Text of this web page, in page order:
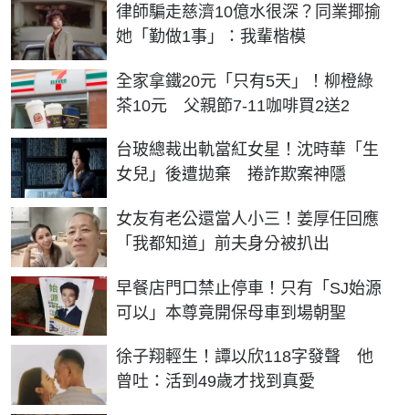
律師騙走慈濟10億水很深？同業揶揄
她「勤做1事」：我輩楷模
全家拿鐵20元「只有5天」！柳橙綠
茶10元 父親節7-11咖啡買2送2
台玻總裁出軌當紅女星！沈時華「生
女兒」後遭拋棄 捲詐欺案神隱
女友有老公還當人小三！姜厚任回應
「我都知道」前夫身分被扒出
早餐店門口禁止停車！只有「SJ始源
可以」本尊竟開保母車到場朝聖
徐子翔輕生！譚以欣118字發聲 他
曾吐：活到49歲才找到真愛